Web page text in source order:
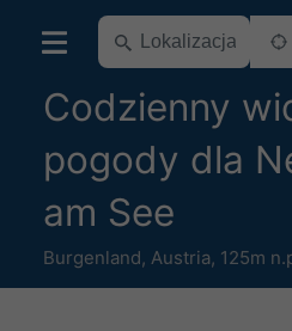
Codzienny
pogody dla
am See
Burgenland, Austria, 125m